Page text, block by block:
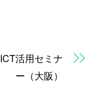
ICT活用セミナ
ー（大阪）